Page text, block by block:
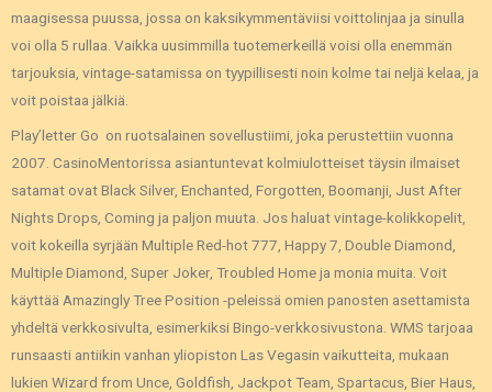
maagisessa puussa, jossa on kaksikymmentäviisi voittolinjaa ja sinulla
voi olla 5 rullaa. Vaikka uusimmilla tuotemerkeillä voisi olla enemmän
tarjouksia, vintage-satamissa on tyypillisesti noin kolme tai neljä kelaa, ja
voit poistaa jälkiä.
Play’letter Go on ruotsalainen sovellustiimi, joka perustettiin vuonna
2007. CasinoMentorissa asiantuntevat kolmiulotteiset täysin ilmaiset
satamat ovat Black Silver, Enchanted, Forgotten, Boomanji, Just After
Nights Drops, Coming ja paljon muuta. Jos haluat vintage-kolikkopelit,
voit kokeilla syrjään Multiple Red-hot 777, Happy 7, Double Diamond,
Multiple Diamond, Super Joker, Troubled Home ja monia muita. Voit
käyttää Amazingly Tree Position -peleissä omien panosten asettamista
yhdeltä verkkosivulta, esimerkiksi Bingo-verkkosivustona. WMS tarjoaa
runsaasti antiikin vanhan yliopiston Las Vegasin vaikutteita, mukaan
lukien Wizard from Unce, Goldfish, Jackpot Team, Spartacus, Bier Haus,